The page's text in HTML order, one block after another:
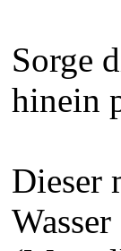
Sorge
hinein
Dieser